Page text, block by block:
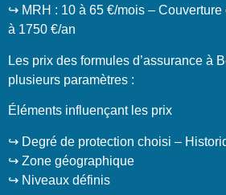
↪️ MRH : 10 à 65 €/mois –
à 1750 €/an
Les prix des formules d’assurance à
plusieurs paramètres :
Éléments influençant les prix
↪️ Degré de protection choisi –
↪️ Zone géographique
↪️ Niveaux définis